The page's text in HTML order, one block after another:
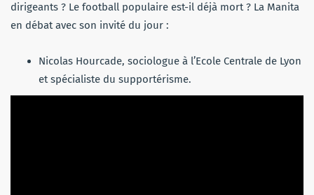
dirigeants ? Le football populaire est-il déjà mort ? La Manita
en débat avec son invité du jour :
Nicolas Hourcade, sociologue à l’Ecole Centrale de Lyon
et spécialiste du supportérisme.